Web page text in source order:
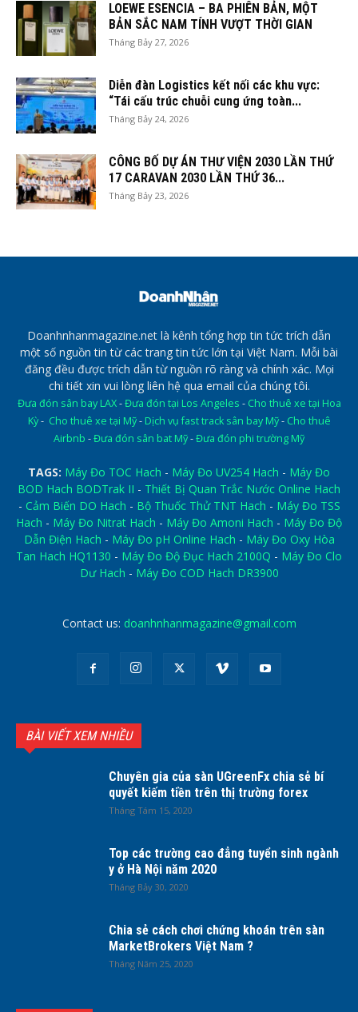
LOEWE ESENCIA – BA PHIÊN BẢN, MỘT
BẢN SẮC NAM TÍNH VƯỢT THỜI GIAN
Tháng Bảy 27, 2026
Diễn đàn Logistics kết nối các khu vực:
“Tái cấu trúc chuỗi cung ứng toàn...
Tháng Bảy 24, 2026
CÔNG BỐ DỰ ÁN THƯ VIỆN 2030 LẦN THỨ
17 CARAVAN 2030 LẦN THỨ 36...
Tháng Bảy 23, 2026
Doanhnhanmagazine.net là kênh tổng hợp tin tức trích dẫn
một số nguồn tin từ các trang tin tức lớn tại Việt Nam. Mỗi bài
đăng đều được trích dẫn từ nguồn rõ ràng và chính xác. Mọi
chi tiết xin vui lòng liên hệ qua email của chúng tôi.
Đưa đón sân bay LAX-Đưa đón tại Los Angeles - Cho thuê xe tại Hoa
Kỳ- Cho thuê xe tại Mỹ- Dịch vụ fast track sân bay Mỹ- Cho thuê
Airbnb -Đưa đón sân bat Mỹ-Đưa đón phi trường Mỹ
TAGS: Máy Đo TOC Hach - Máy Đo UV254 Hach - Máy Đo
BOD Hach BODTrak II - Thiết Bị Quan Trắc Nước Online Hach
- Cảm Biến DO Hach - Bộ Thuốc Thử TNT Hach - Máy Đo TSS
Hach - Máy Đo Nitrat Hach - Máy Đo Amoni Hach - Máy Đo Độ
Dẫn Điện Hach - Máy Đo pH Online Hach - Máy Đo Oxy Hòa
Tan Hach HQ1130 - Máy Đo Độ Đục Hach 2100Q - Máy Đo Clo
Dư Hach - Máy Đo COD Hach DR3900
Contact us: doanhnhanmagazine@gmail.com
BÀI VIẾT XEM NHIỀU
Chuyên gia của sàn UGreenFx chia sẻ bí
quyết kiếm tiền trên thị trường forex
Tháng Tám 15, 2020
Top các trường cao đẳng tuyển sinh ngành
y ở Hà Nội năm 2020
Tháng Bảy 30, 2020
Chia sẻ cách chơi chứng khoán trên sàn
MarketBrokers Việt Nam ?
Tháng Năm 25, 2020